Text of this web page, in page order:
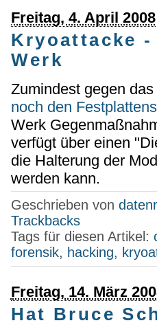
Freitag, 4. April 2008
Kryoattacke -
Werk
Zumindest gegen
noch den
Werk
verfügt über einen
die Halterung der
werden kann.
Geschrieben von
Trackbacks
Tags für diesen Artikel:
forensik, hacking,
Freitag, 14. März
Hat Bruce